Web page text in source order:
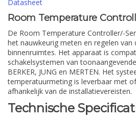
Datasheet
Room Temperature
De Room Temperature Controller/-
het nauwkeurig meten en regelen van
binnenruimtes. Het apparaat is
schakelsystemen van
BERKER, JUNG en MERTEN. Het
temperatuurmeting is leverbaar met
afhankelijk van de installatievereisten.
Technische